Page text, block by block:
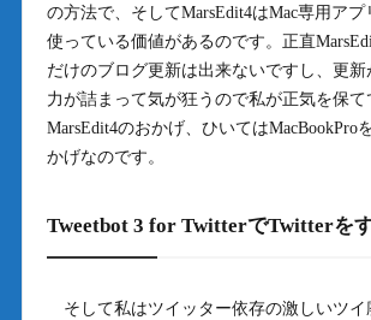
の方法で、そしてMarsEdit4はMac専用アプ
使っている価値があるのです。正直
だけのブログ更新は出来ないですし、更新
力が詰まって気が狂うので私が正気を保て
MarsEdit4のおかげ、ひいてはMacBookPro
かげなのです。
Tweetbot 3 for TwitterでTwitterを
そして私はツイッター依存の激しいツイ